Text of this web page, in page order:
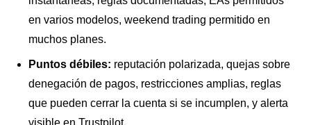
en varios modelos, weekend trading permitido en
muchos planes.
Puntos débiles: reputación polarizada, quejas sobre
denegación de pagos, restricciones amplias, reglas
que pueden cerrar la cuenta si se incumplen, y alerta